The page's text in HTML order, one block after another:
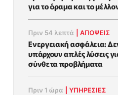
για το όραμα και το
Πριν 54 λεπτά |ΑΠΌΨΕΙΣ
Ενεργειακή ασφάλεια:
υπάρχουν απλές λύσεις
σύνθετα προβλήματα
Πριν 1 ώρα |ΥΠΗΡΕΣΙΕΣ